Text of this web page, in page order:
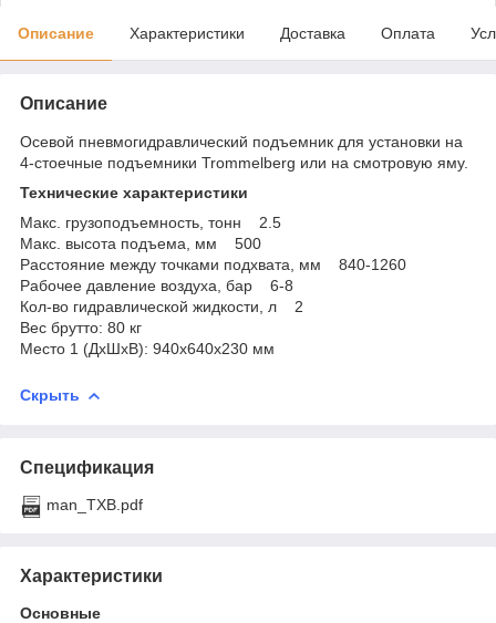
Описание Характеристики Доставка Оплата
Описание
Осевой пневмогидравлический подъемник для установки на
4-стоечные подъемники Trommelberg или на смотровую яму.
Технические характеристики
Макс. грузоподъемность, тонн 2.5
Макс. высота подъема, мм 500
Расстояние между точками подхвата, мм 840-1260
Рабочее давление воздуха, бар 6-8
Кол-во гидравлической жидкости, л 2
Вес брутто: 80 кг
Место 1 (ДхШхВ): 940х640х230 мм
Скрыть
Спецификация
man_TXB.pdf
Характеристики
Основные